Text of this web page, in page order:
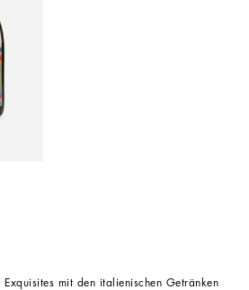
mit den italienischen Getränken